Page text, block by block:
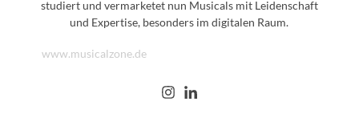
studiert und vermarketet nun Musicals mit Leidenschaft
und Expertise, besonders im digitalen Raum.
www.musicalzone.de